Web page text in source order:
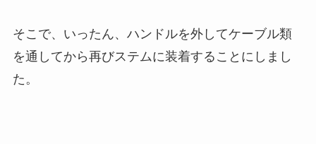
そこで、いったん、ハンドルを外してケーブル類
を通してから再びステムに装着することにしまし
た。